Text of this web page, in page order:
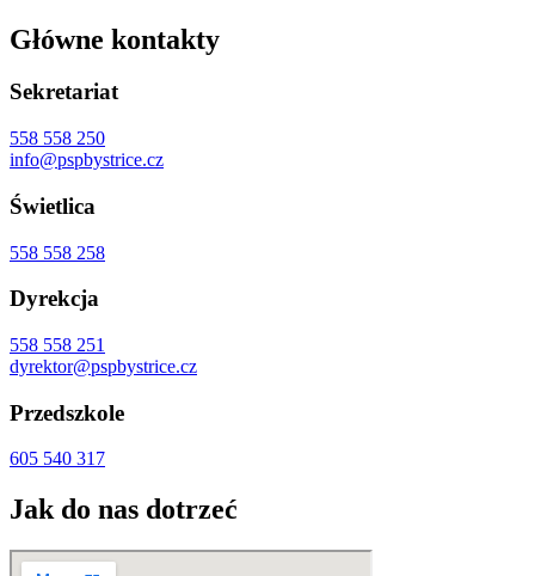
Główne kontakty
Sekretariat
558 558 250
info@pspbystrice.cz
Świetlica
558 558 258
Dyrekcja
558 558 251
dyrektor@pspbystrice.cz
Przedszkole
605 540 317
Jak do nas dotrzeć